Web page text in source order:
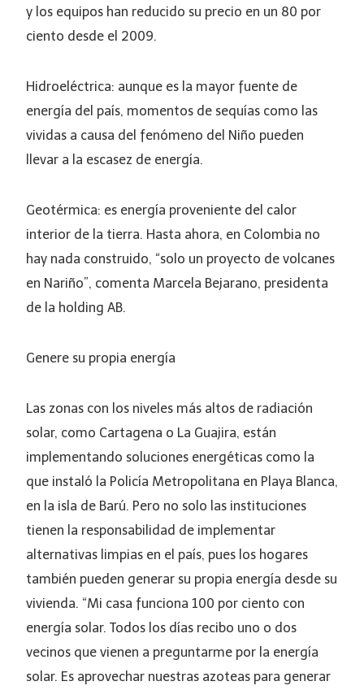
y los equipos han reducido su precio en un 80 por
ciento desde el 2009.
Hidroeléctrica: aunque es la mayor fuente de
energía del país, momentos de sequías como las
vividas a causa del fenómeno del Niño pueden
llevar a la escasez de energía.
Geotérmica: es energía proveniente del calor
interior de la tierra. Hasta ahora, en Colombia no
hay nada construido, “solo un proyecto de volcanes
en Nariño”, comenta Marcela Bejarano, presidenta
de la holding AB.
Genere su propia energía
Las zonas con los niveles más altos de radiación
solar, como Cartagena o La Guajira, están
implementando soluciones energéticas como la
que instaló la Policía Metropolitana en Playa Blanca,
en la isla de Barú. Pero no solo las instituciones
tienen la responsabilidad de implementar
alternativas limpias en el país, pues los hogares
también pueden generar su propia energía desde su
vivienda. “Mi casa funciona 100 por ciento con
energía solar. Todos los días recibo uno o dos
vecinos que vienen a preguntarme por la energía
solar. Es aprovechar nuestras azoteas para generar